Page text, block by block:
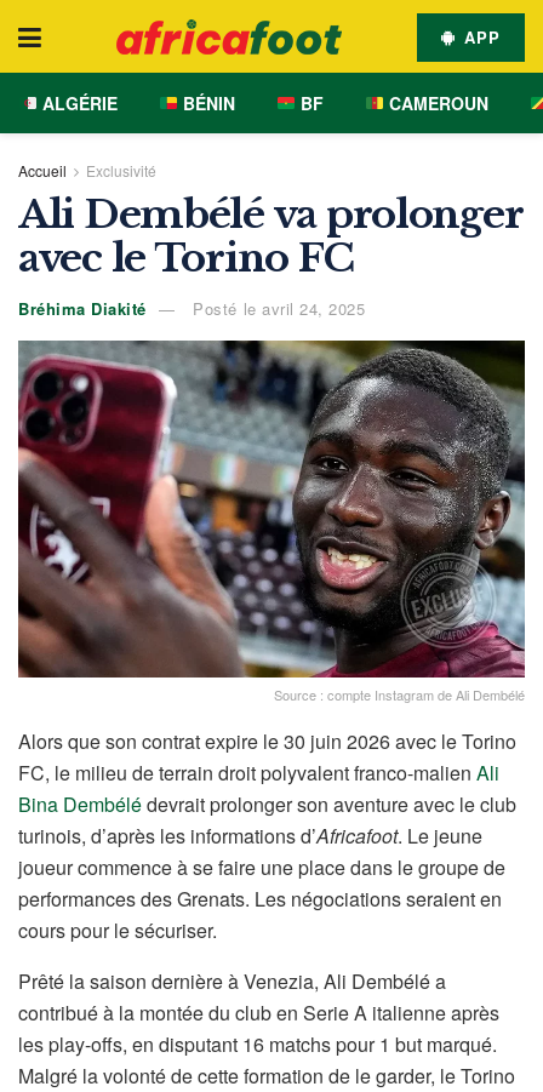
APP
ALGÉRIE BÉNIN BF CAMEROUN
Accueil Exclusivité
Ali Dembélé va prolonger
avec le Torino FC
Bréhima Diakité Posté le avril 24, 2025
Source : compte Instagram de Ali Dembélé
Alors que son contrat expire le 30 juin 2026 avec le Torino
FC, le milieu de terrain droit polyvalent franco-malien Ali
Bina Dembélédevrait prolonger son aventure avec le club
turinois, d’après les informations d’Africafoot. Le jeune
joueur commence à se faire une place dans le groupe de
performances des Grenats. Les négociations seraient en
cours pour le sécuriser.
Prêté la saison dernière à Venezia, Ali Dembélé a
contribué à la montée du club en Serie A italienne après
les play-offs, en disputant 16 matchs pour 1 but marqué.
Malgré la volonté de cette formation de le garder, le Torino